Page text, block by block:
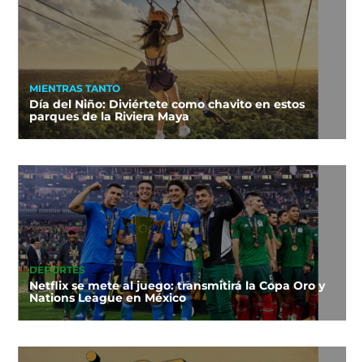
MIENTRAS TANTO
Día del Niño: Diviértete como chavito en estos
parques de la Riviera Maya
DEPORTES
Netflix se mete al juego: transmitirá la Copa Oro y
Nations League en México